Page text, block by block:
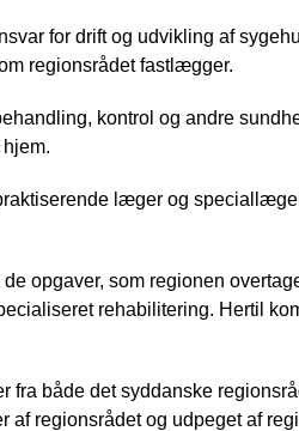
for drift og udvikling af
regionsrådet fastlægger.
kontrol og andre
læger og
opgaver, som regionen
rehabilitering. Hertil
fra både det syddanske
af regionsrådet og udpeget af